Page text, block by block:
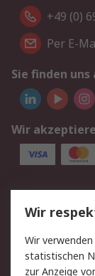
+49 (0)
Per E-
Sie finden uns
Wir
Service
Value
Hilfe
Wir
Wir
statistischen
zur Anzeige